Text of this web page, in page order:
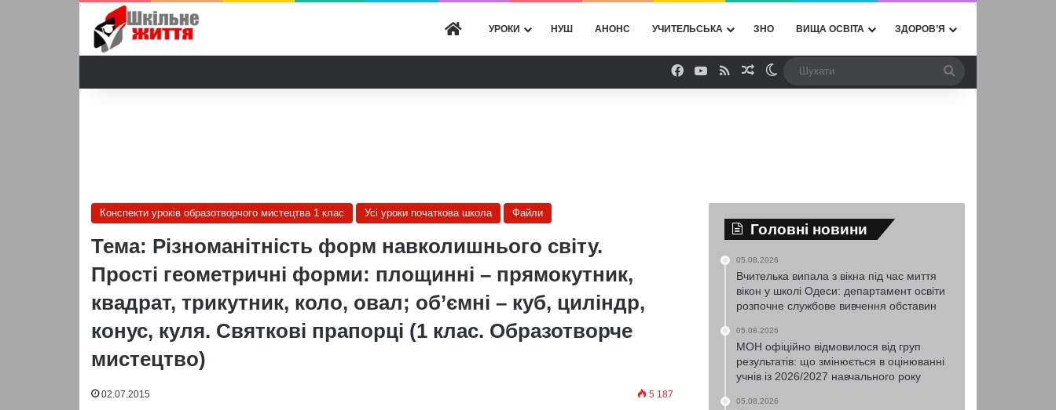
ГОЛОВНА
УРОКИ НУШ АНОНС УЧИТЕЛЬСЬКА ЗНО ВИЩА ОСВІТА ЗДОРОВ’Я
Facebook
YouTube
RSSВипадкова стаття
Switch skin
Конспекти уроків образотворчого мистецтва 1 клас Усі уроки початкова школа Файли
Тема: Різноманітність форм навколишнього світу.
Прості геометричні форми: площинні – прямокутник,
квадрат, трикутник, коло, овал; об’ємні – куб, циліндр,
конус, куля. Святкові прапорці (1 клас. Образотворче
мистецтво)
02.07.2015 5 187
Головні новини
05.08.2026
Вчителька випала з вікна під час миття
вікон у школі Одеси: департамент освіти
розпочне службове вивчення обставин
05.08.2026
МОН офіційно відмовилося від груп
результатів: що змінюється в оцінюванні
учнів із 2026/2027 навчального року
05.08.2026